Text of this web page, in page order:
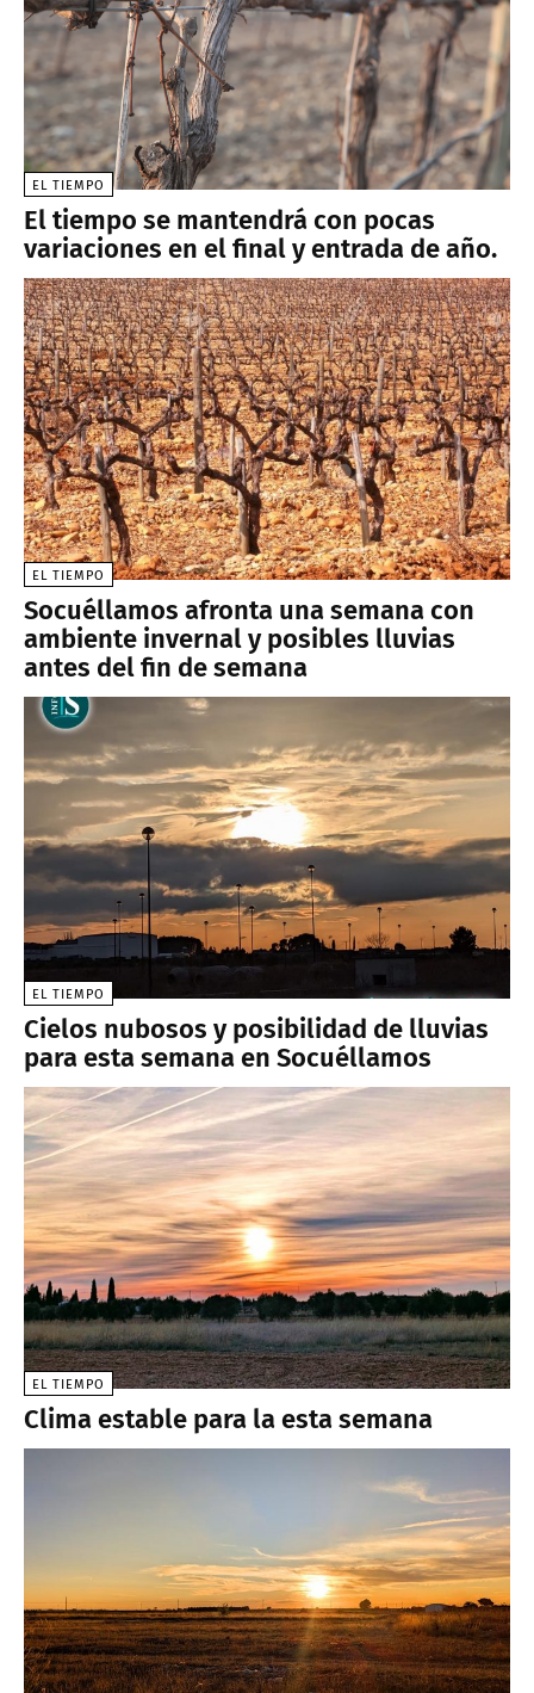
EL TIEMPO
El tiempo se mantendrá con pocas
variaciones en el final y entrada de año.
EL TIEMPO
Socuéllamos afronta una semana con
ambiente invernal y posibles lluvias
antes del fin de semana
EL TIEMPO
Cielos nubosos y posibilidad de lluvias
para esta semana en Socuéllamos
EL TIEMPO
Clima estable para la esta semana